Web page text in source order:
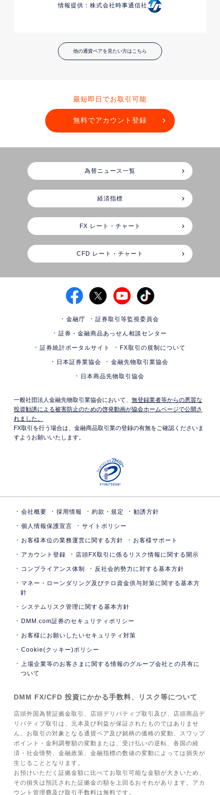
情報提供：株式会社時事通信社
他の通貨ペアを見たい方はこちら
最短即日でお取引可能
無料でアカウント登録
為替ニュース一覧
経済指標
FX レート・チャート
CFD レート・チャート
金融庁 証券取引等監視委員会
証券・金融商品あっせん相談センター
証券統計ポータルサイト FX取引の規制について
日本証券業協会 金融先物取引業協会
日本商品先物取引協会
一般社団法人金融先物取引業協会において、 無登録業者等からの悪質な
投資勧誘による被害防止のための啓発動画が協会ホームページで公開さ
れました。
FX取引を行う場合は、金融商品取引業の登録の有無をご確認くださいま
すようお願いいたします。
会社概要 採用情報 約款・規定 勧誘方針
個人情報保護宣言 サイトポリシー
お客様本位の業務運営に関する方針 お客様サポート
アカウント登録 店頭FX取引に係るリスク情報に関する開示
コンプライアンス体制 反社会的勢力に対する基本方針
マネー・ローンダリング及びテロ資金供与対策に関する基本方
針
システムリスク管理に関する基本方針
DMM.com証券のセキュリティポリシー
お客様にお願いしたいセキュリティ対策
Cookie(クッキー)ポリシー
上場企業等のお客さまに関する情報のグループ会社との共有に
ついて
DMM FX/CFD 投資にかかる手数料、リスク等について
店頭外国為替証拠金取引、店頭デリバティブ取引及び、店頭商品デ
リバティブ取引は、元本及び利益が保証されたものではありませ
ん。お取引の対象となる通貨ペア及び銘柄の価格の変動、スワップ
ポイント・金利調整額の変動または、受け払いの逆転、各国の経
済・社会情勢、金融政策、金融指標の数値の変動によっては損失が
生じることとなります。
お預けいただく証拠金額に比べてお取引可能な金額が大きいため、
その損失は預託された証拠金の額を上回るおそれがあります。アカ
ウント管理費及び取引手数料は無料です。